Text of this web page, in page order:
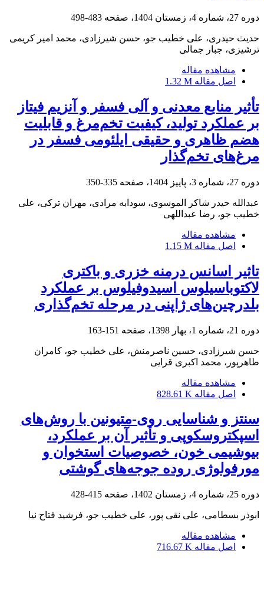
دوره 27، شماره 4، زمستان 1404، صفحه 483-498
حدیث حیدری، علی خطیب جو، حسن شیرزادی، محمد امیر کریمی
ترشیزی، جبار جمالی
مشاهده مقاله
اصل مقاله 1.32 M
تأثیر منابع معدنی و آلی فسفر و آنزیم فیتاز
بر عملکرد تولید، کیفیت تخم‌مرغ و قابلیت
هضم ظاهری و حقیقی ایلئومی فسفر در
مرغ‌های تخم‌گذار
دوره 27، شماره 3، پاییز 1404، صفحه 335-350
عبدالله حیدر شاکر الموسوی، سودابه مرادی، مهران ترکی، علی
خطیب جو، رضا عبداللهی
مشاهده مقاله
اصل مقاله 1.15 M
تاثیر اسانس درمنه خزری و باکتری
لاکتوباسیلوس اسیدوفیلوس بر عملکرد
بلدرچین‌های ژاپنی در مرحله تخم‌گذاری
دوره 21، شماره 1، بهار 1398، صفحه 151-163
حسن شیرزادی، حسین ناصرمنش، علی خطیب جو، کامران
طاهرپور، محمد اکبری قرایی
مشاهده مقاله
اصل مقاله 828.61 K
سنتز و شناسایی روی-متیونین با روش‌های
اسپکتروسکوپی و تأثیر آن بر عملکرد،
بیوشیمی خون، خصوصیات استخوان و
مورفولوژی روده جوجه‌های گوشتی
دوره 25، شماره 4، زمستان 1402، صفحه 415-428
ابوذر بسطامی، علی نقی پور، علی خطیب جو، فرشید فتاح نیا
مشاهده مقاله
اصل مقاله 716.67 K